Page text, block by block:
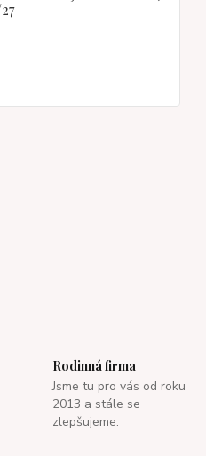
Rodinná firma
Jsme tu pro vás od roku
2013 a stále se
zlepšujeme.